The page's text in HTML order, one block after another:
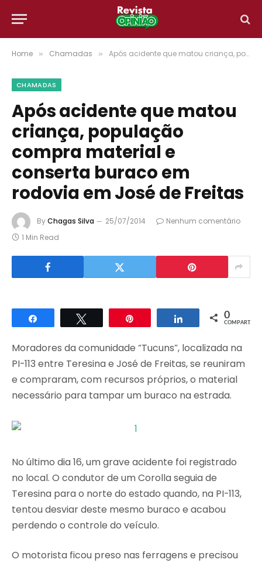
Home » Chamadas » Após acidente que matou criança, população compra material e conserta buraco em rodovia em José de Freitas
CHAMADAS
Após acidente que matou
criança, população
compra material e
conserta buraco em
rodovia em José de Freitas
ByChagas Silva 25/07/2014
Nenhum comentário
1 Min Read
Compartilhar Compartilhar
0
COMPART.
Moradores da comunidade “Tucuns”, localizada na
PI-113 entre Teresina e José de Freitas, se reuniram
e compraram, com recursos próprios, o material
necessário para tampar um buraco na estrada.
No último dia 16, um grave acidente foi registrado
no local. O condutor de um Corolla seguia de
Teresina para o norte do estado quando, na PI-113,
tentou desviar deste mesmo buraco e acabou
perdendo o controle do veículo.
O motorista ficou preso nas ferragens e precisou